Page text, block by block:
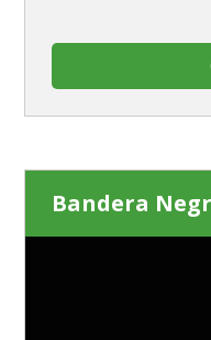
Bandera